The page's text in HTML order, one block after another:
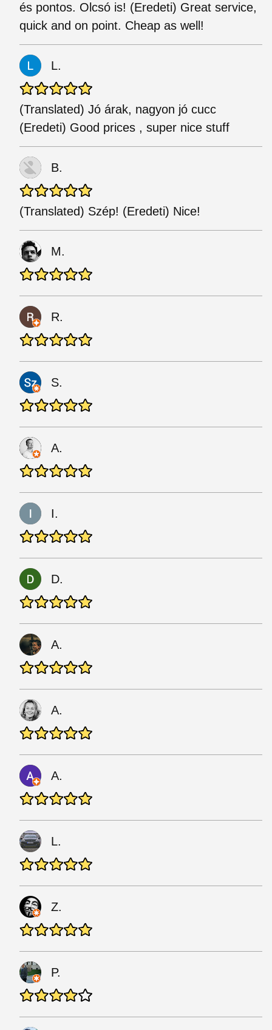
és pontos. Olcsó is! (Eredeti) Great service,
quick and on point. Cheap as well!
L.
(Translated) Jó árak, nagyon jó cucc
(Eredeti) Good prices , super nice stuff
B.
(Translated) Szép! (Eredeti) Nice!
M.
R.
S.
A.
I.
D.
A.
A.
A.
L.
Z.
P.